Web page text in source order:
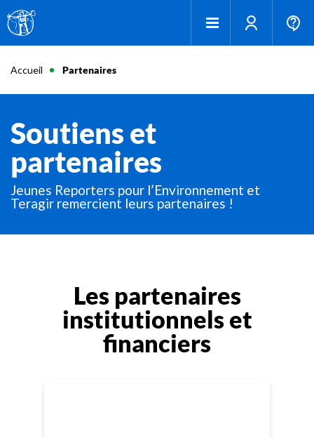
Accueil Partenaires
Soutiens et
partenaires
Jeunes Reporters pour l’Environnement et
Teragir remercient leurs partenaires !
Les partenaires
institutionnels et
financiers